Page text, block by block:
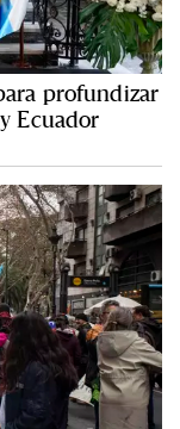
profundizar
Ecuador